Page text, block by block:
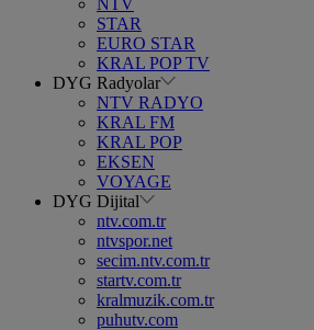
STAR
EURO STAR
KRAL POP TV
DYG Radyolar
NTV RADYO
KRAL FM
KRAL POP
EKSEN
VOYAGE
DYG Dijital
ntv.com.tr
ntvspor.net
secim.ntv.com.tr
startv.com.tr
kralmuzik.com.tr
puhutv.com